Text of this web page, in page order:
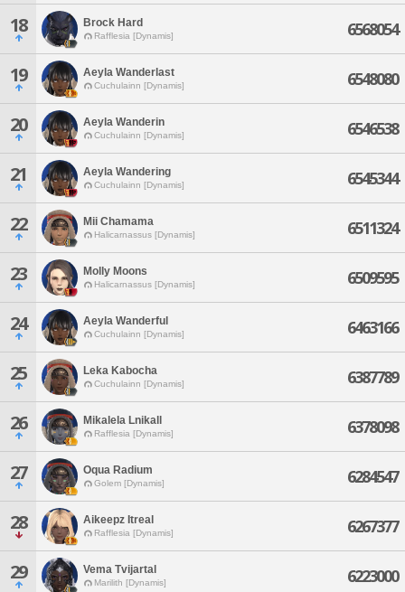
18 Brock Hard
Rafflesia [Dynamis] 6568054
19 Aeyla Wanderlast
Cuchulainn [Dynamis] 6548080
20 Aeyla Wanderin
Cuchulainn [Dynamis] 6546538
21 Aeyla Wandering
Cuchulainn [Dynamis] 6545344
22 Mii Chamama
Halicarnassus [Dynamis] 6511324
23 Molly Moons
Halicarnassus [Dynamis] 6509595
24 Aeyla Wanderful
Cuchulainn [Dynamis] 6463166
25 Leka Kabocha
Cuchulainn [Dynamis] 6387789
26 Mikalela Lnikall
Rafflesia [Dynamis] 6378098
27 Oqua Radium
Golem [Dynamis] 6284547
28 Aikeepz Itreal
Rafflesia [Dynamis] 6267377
29 Vema Tvijartal
Marilith [Dynamis] 6223000